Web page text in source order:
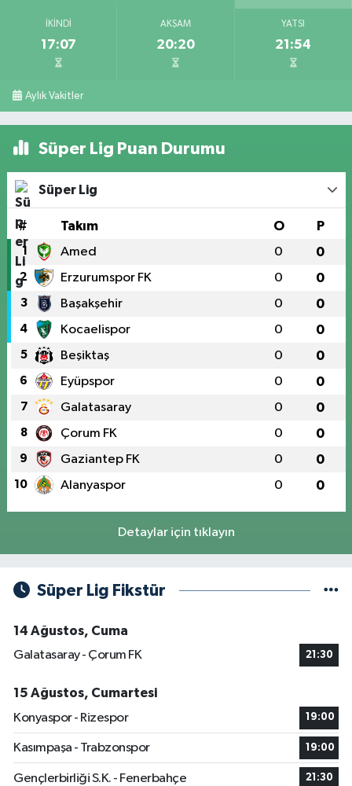
İKINDI
17:07
AKŞAM
20:20
YATSI
21:54
Aylık Vakitler
Süper Lig Puan Durumu
Süper Lig
# Takım O P
1 Amed 0 0
2 Erzurumspor FK 0 0
3 Başakşehir 0 0
4 Kocaelispor 0 0
5 Beşiktaş 0 0
6 Eyüpspor 0 0
7 Galatasaray 0 0
8 Çorum FK 0 0
9 Gaziantep FK 0 0
10 Alanyaspor 0 0
Detaylar için tıklayın
Süper Lig Fikstür
14 Ağustos, Cuma
Galatasaray - Çorum FK
21:30
15 Ağustos, Cumartesi
Konyaspor - Rizespor
19:00
Kasımpaşa - Trabzonspor 19:00
Gençlerbirliği S.K. - Fenerbahçe 21:30